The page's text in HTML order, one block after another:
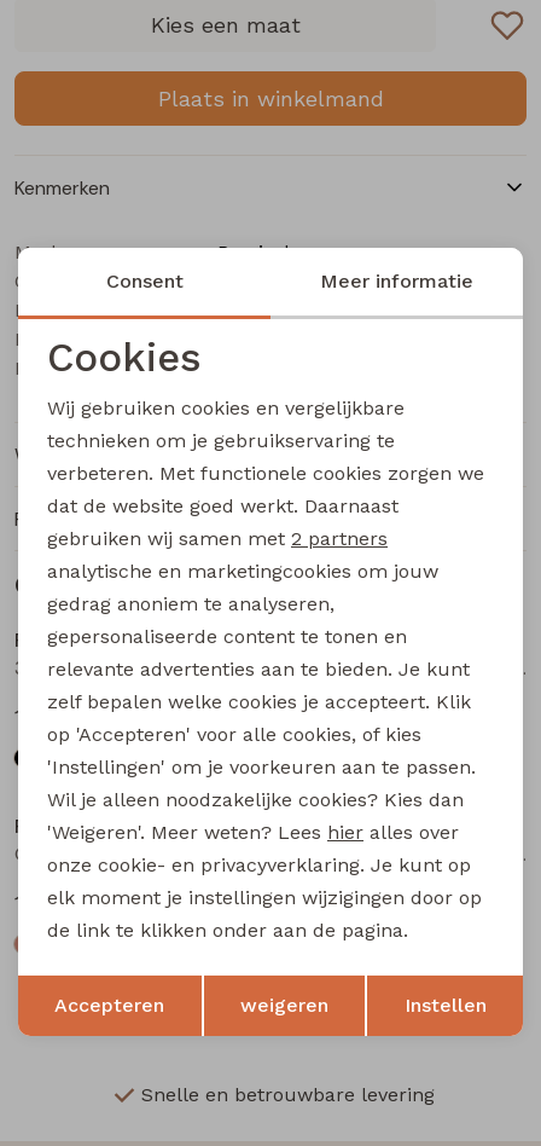
Bermuda's
Kies een maat
Plaats in winkelmand
Kenmerken
Merk
Persival
Categorie
Meisjes t-shirts lange mouw
Leverancierscode
3310611 W20147
Bestelcode
Kleur
Winkelvoorraad
Ruilen en retourneren
Gerelateerde producten
Persival
3310604 W20111 meisjes t-shirts lange mouw Zwart
14,99
Persival
Olivia W20242 meisjes t-shirts lange mouw Wijnrood
14,99
Persival
14,99
Persival
Olivia W20242 meisjes t-shirts lange mouw Zwart
14,99
Snelle en betrouwbare levering
Noodzakelijke cookies
Analytische cookies
Marketing cookies
Terug Opslaan
Consent Meer informatie
Cookies
Wij gebruiken cookies en vergelijkbare
technieken om je gebruikservaring te
verbeteren. Met functionele cookies zorgen we
dat de website goed werkt. Daarnaast
gebruiken wij samen met 2 partners
analytische en marketingcookies om jouw
gedrag anoniem te analyseren,
gepersonaliseerde content te tonen en
relevante advertenties aan te bieden. Je kunt
zelf bepalen welke cookies je accepteert. Klik
op 'Accepteren' voor alle cookies, of kies
'Instellingen' om je voorkeuren aan te passen.
Wil je alleen noodzakelijke cookies? Kies dan
'Weigeren'. Meer weten? Lees hier alles over
onze cookie- en privacyverklaring. Je kunt op
elk moment je instellingen wijzigingen door op
de link te klikken onder aan de pagina.
Accepteren weigeren Instellen